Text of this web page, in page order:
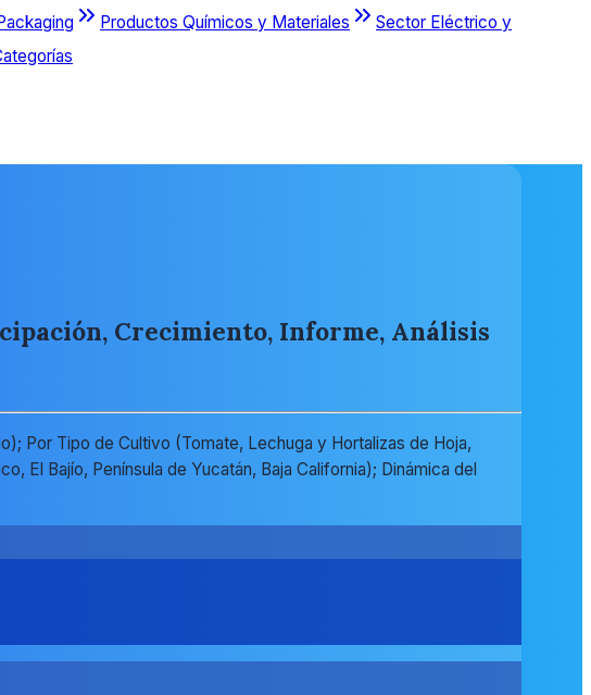
Productos Químicos y Materiales
Sector Eléctrico y
Crecimiento, Informe, Análisis
Por Tipo de Cultivo (Tomate, Lechuga y Hortalizas de Hoja,
El Bajío, Península de Yucatán, Baja California); Dinámica del